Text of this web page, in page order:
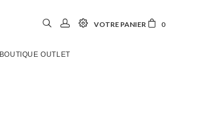
VOTRE PANIER 0
BOUTIQUE OUTLET